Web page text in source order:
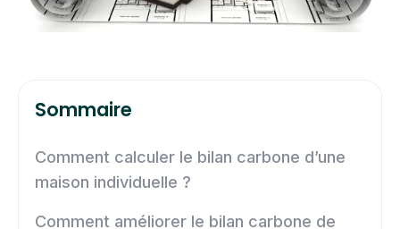
Sommaire
Comment calculer le bilan carbone d’une
maison individuelle ?
Comment améliorer le bilan carbone de